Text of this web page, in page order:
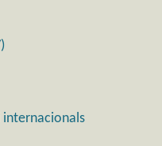
internacionals